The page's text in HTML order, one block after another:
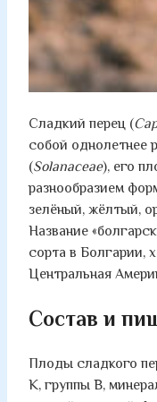
Сладкий перец (
собой однолетнее
(Solanaceae), его
разнообразием
зелёный, жёлтый,
Название
сорта в Болгарии,
Центральная
Состав и
Плоды сладкого
K, группы B,